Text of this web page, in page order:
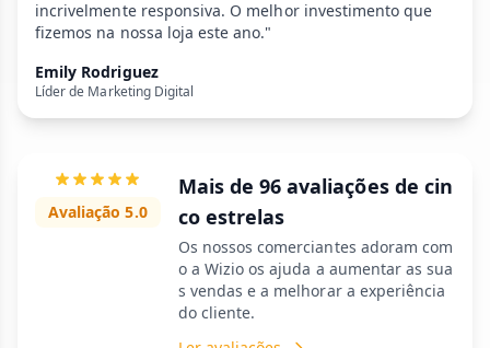
incrivelmente responsiva. O melhor investimento que
fizemos na nossa loja este ano."
Emily Rodriguez
Líder de Marketing Digital
Avaliação 5.0
Mais de 96 avaliações de cin
co estrelas
Os nossos comerciantes adoram com
o a Wizio os ajuda a aumentar as sua
s vendas e a melhorar a experiência
do cliente.